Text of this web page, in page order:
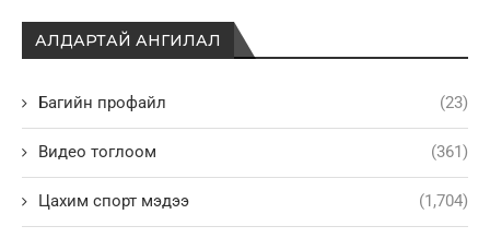
АЛДАРТАЙ АНГИЛАЛ
Багийн профайл (23)
Видео тоглоом (361)
Цахим спорт мэдээ (1,704)